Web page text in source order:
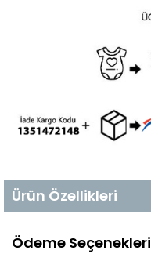
Ürün Özellikleri
Ödeme Seçenekleri